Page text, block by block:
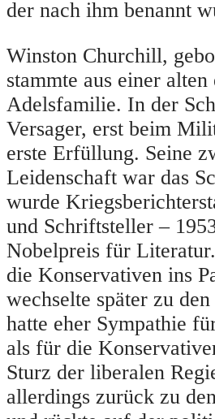
der nach ihm benannt
Winston Churchill,
stammte aus einer alten
Adelsfamilie. In der
Versager, erst beim
erste Erfüllung. Seine
Leidenschaft war das
wurde
und Schriftsteller –
Nobelpreis für
die Konservativen ins
wechselte später zu
hatte eher Sympathie
als für die
Sturz der liberalen
allerdings zurück zu